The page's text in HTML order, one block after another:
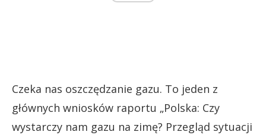
Czeka nas oszczędzanie gazu. To jeden z
głównych wniosków raportu „Polska: Czy
wystarczy nam gazu na zimę? Przegląd sytuacji